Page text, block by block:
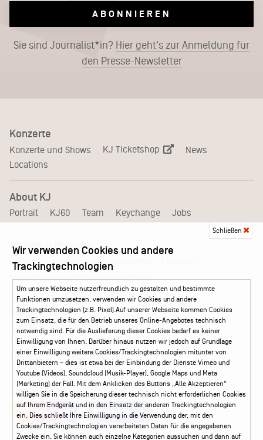
ABONNIEREN
Sie sind Journalist*in? Hier geht's zur Anmeldung für
den Presse-Newsletter
Konzerte
Konzerte und Shows KJ Ticketshop
News
Locations
About KJ
Portrait KJ60 Team Keychange Jobs
Medien & Branche
Booking Presse
Pressematerial – Festivals
Akkreditierungsformular – Festivals
Service
Kontakt Leichte Sprache
FAQ / Hilfe
Ticketshop Hamburg
Gutscheine
Callback-Service
Ticketservice 040 - 413 22 60
Social Media
Instagram Facebook
Schließen
Wir verwenden Cookies und andere
Trackingtechnologien
Um unsere Webseite nutzerfreundlich zu gestalten und bestimmte
Funktionen umzusetzen, verwenden wir Cookies und andere
Trackingtechnologien (z.B. Pixel).Auf unserer Webseite kommen Cookies
zum Einsatz, die für den Betrieb unseres Online-Angebotes technisch
notwendig sind. Für die Auslieferung dieser Cookies bedarf es keiner
Einwilligung von Ihnen. Darüber hinaus nutzen wir jedoch auf Grundlage
einer Einwilligung weitere Cookies/Trackingtechnologien mitunter von
Drittanbietern – dies ist etwa bei der Einbindung der Dienste Vimeo und
Youtube (Videos), Soundcloud (Musik-Player), Google Maps und Meta
(Marketing) der Fall. Mit dem Anklicken des Buttons „Alle Akzeptieren“
willigen Sie in die Speicherung dieser technisch nicht erforderlichen Cookies
auf Ihrem Endgerät und in den Einsatz der anderen Trackingtechnologien
ein. Dies schließt Ihre Einwilligung in die Verwendung der, mit den
Cookies/Trackingtechnologien verarbeiteten Daten für die angegebenen
Zwecke ein. Sie können auch einzelne Kategorien aussuchen und dann auf